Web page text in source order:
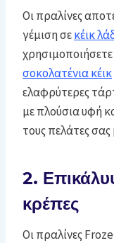
Οι πραλίνες
γέμιση σεκέικ
σοκολατένια κέικ
ελαφρύτερες
με πλούσια υφή
τους πελάτες
2.
κρέπες
Οι πραλίνες